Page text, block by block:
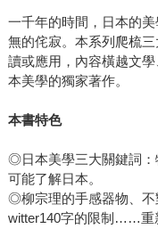
一千年的時間，日本的
無的侘寂。本系列爬梳
讀或應用，內容橫越文
本美學的獨家著作。
本書特色
◎日本美學三大關鍵詞：
可能了解日本。
◎柳宗理的手感器物、不
witter140字的限制……重